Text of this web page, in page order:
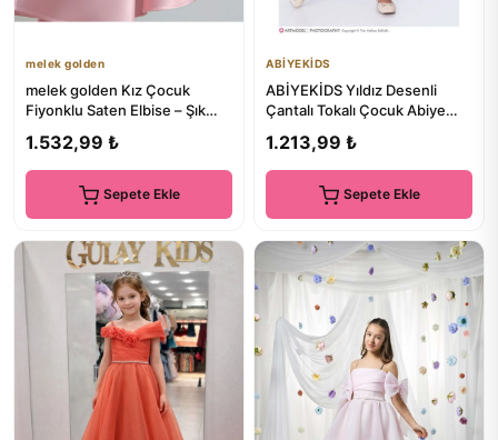
melek golden
melek golden Kız Çocuk
Fiyonklu Saten Elbise – Şık
Abiye
1.532,99 ₺
Sepete Ekle
ABİYEKİDS
ABİYEKİDS Yıldız Desenli
Çantalı Tokalı Çocuk Abiye
1.213,99 ₺
Sepete Ekle